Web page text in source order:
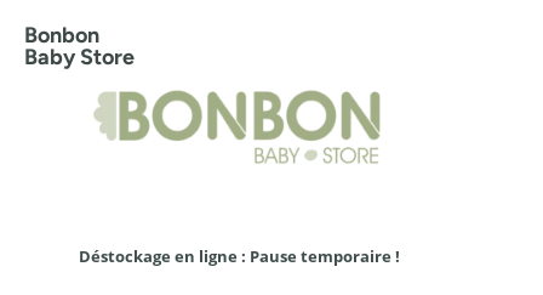
passer
Bonbon
Baby Store
Déstockage en ligne : Pause temporaire !